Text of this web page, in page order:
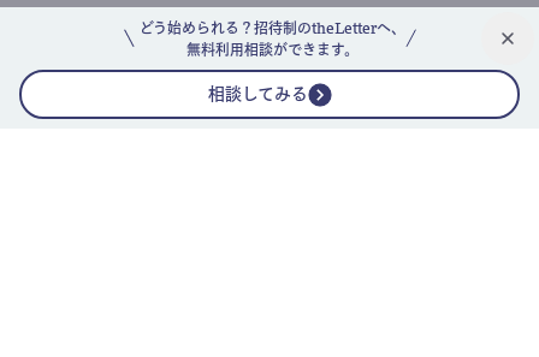
どう始められる？招待制のtheLetterへ、
無料利用相談ができます。
相談してみる